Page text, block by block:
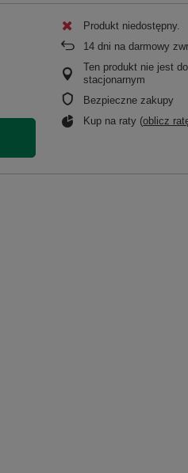
Produkt niedostępny
14 dni na darmowy
Ten produkt nie jest
stacjonarnym
Bezpieczne zakupy
Kup na raty (oblicz